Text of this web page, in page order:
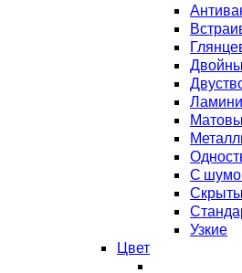
С
Узкие
Цвет